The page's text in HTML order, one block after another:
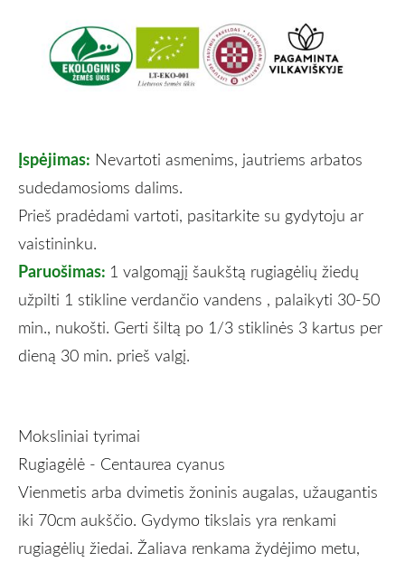
Įspėjimas: Nevartoti asmenims, jautriems arbatos
sudedamosioms dalims.
Prieš pradėdami vartoti, pasitarkite su gydytoju ar
vaistininku.
Paruošimas: 1 valgomąjį šaukštą rugiagėlių žiedų
užpilti 1 stikline verdančio vandens , palaikyti 30-50
min., nukošti. Gerti šiltą po 1/3 stiklinės 3 kartus per
dieną 30 min. prieš valgį.
Moksliniai tyrimai
Rugiagėlė - Centaurea cyanus
Vienmetis arba dvimetis žoninis augalas, užaugantis
iki 70cm aukščio. Gydymo tikslais yra renkami
rugiagėlių žiedai. Žaliava renkama žydėjimo metu,